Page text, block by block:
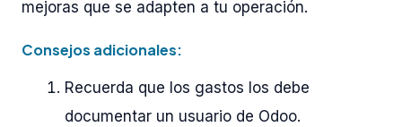
mejoras que se adapten a tu operación.
Consejos adicionales:
Recuerda que los gastos los debe
documentar un usuario de Odoo.